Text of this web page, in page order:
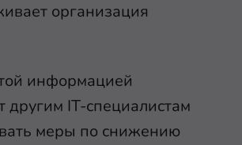
организация
информацией
другим IT-специалистам
меры по снижению